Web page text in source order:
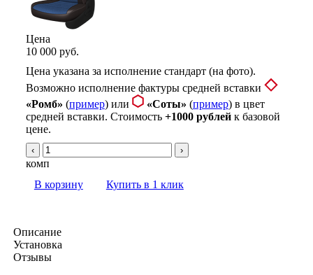
Цена
10 000 руб.
Цена указана за исполнение стандарт (на фото).
Возможно исполнение фактуры средней вставки
«Ромб» (пример) или «Соты» (пример) в цвет
средней вставки. Стоимость +1000 рублейк базовой
цене.
‹ ›
комп
В корзину
Купить в 1 клик
Описание
Установка
Отзывы